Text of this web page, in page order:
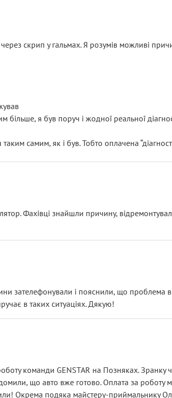
скрип у гальмах. Я розумів можливі
більше, я був поруч і жодної реальної
самим, як і був. Тобто оплачена
із головним гальмівним циліндром у зборі.
тоді сервіс наче справив хороше
( надіюсь новий власник, не застяг
“аби швидше і дорожче”. Саме це і псує
Фахівці знайшли причину,
зателефонували і пояснили, що проблема
в таких ситуаціях. Дякую!
команди GENSTAR на Позняках. Зранку
що авто вже готово. Оплата за роботу
Окрема подяка майстеру-приймальнику